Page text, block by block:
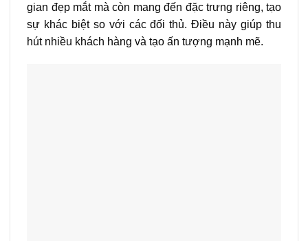
gian đẹp mắt mà còn mang đến đặc trưng riêng, tạo
sự khác biệt so với các đối thủ. Điều này giúp thu
hút nhiều khách hàng và tạo ấn tượng mạnh mẽ.